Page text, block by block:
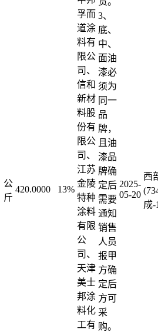
公
斤
420.0000 13%
孚而
道涂
料有
限公
司、
信和
新材
料股
份有
限公
司、
江苏
金陵
特种
涂料
有限
公
司、
天津
美士
邦涂
料化
工有
3、
底、
中、
面油
漆必
须为
同一
品
牌，
且油
漆品
牌确
定后
需要
通知
销售
人员
报甲
方确
定后
方可
采
购。
2025-
05-20
西
成-